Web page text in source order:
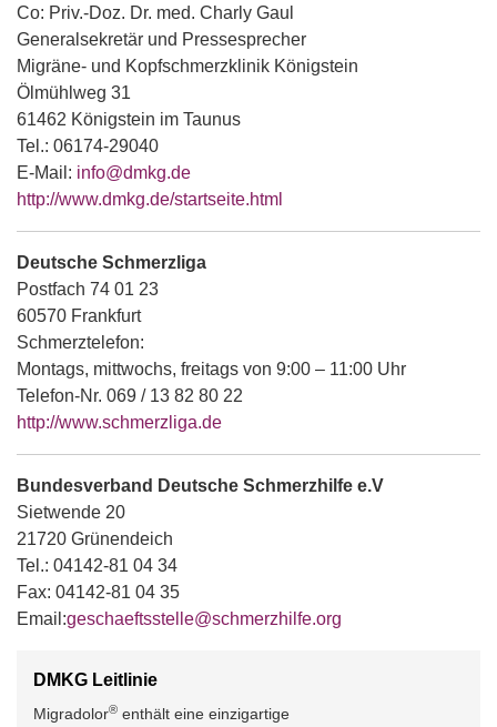
Co: Priv.-Doz. Dr. med. Charly Gaul
Generalsekretär und Pressesprecher
Migräne- und Kopfschmerzklinik Königstein
Ölmühlweg 31
61462 Königstein im Taunus
Tel.: 06174-29040
E-Mail: info@dmkg.de
http://www.dmkg.de/startseite.html
Deutsche Schmerzliga
Postfach 74 01 23
60570 Frankfurt
Schmerztelefon:
Montags, mittwochs, freitags von 9:00 – 11:00 Uhr
Telefon-Nr. 069 / 13 82 80 22
http://www.schmerzliga.de
Bundesverband Deutsche Schmerzhilfe e.V
Sietwende 20
21720 Grünendeich
Tel.: 04142-81 04 34
Fax: 04142-81 04 35
Email:geschaeftsstelle@schmerzhilfe.org
DMKG Leitlinie
Migradolor® enthält eine einzigartige